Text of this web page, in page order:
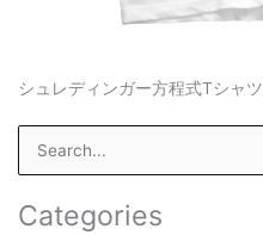
シュレディンガー方程式Tシャ
e
a
Categories